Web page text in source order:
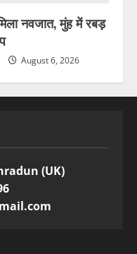
नवजात, मुंह में रबड़
August 6, 2026
(UK)